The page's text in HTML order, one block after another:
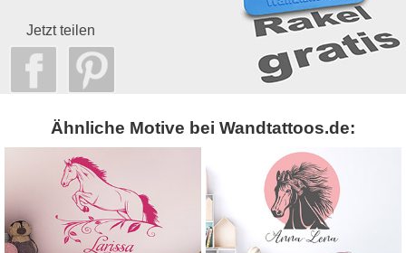
Jetzt teilen
Ähnliche Motive bei Wandtattoos.de: